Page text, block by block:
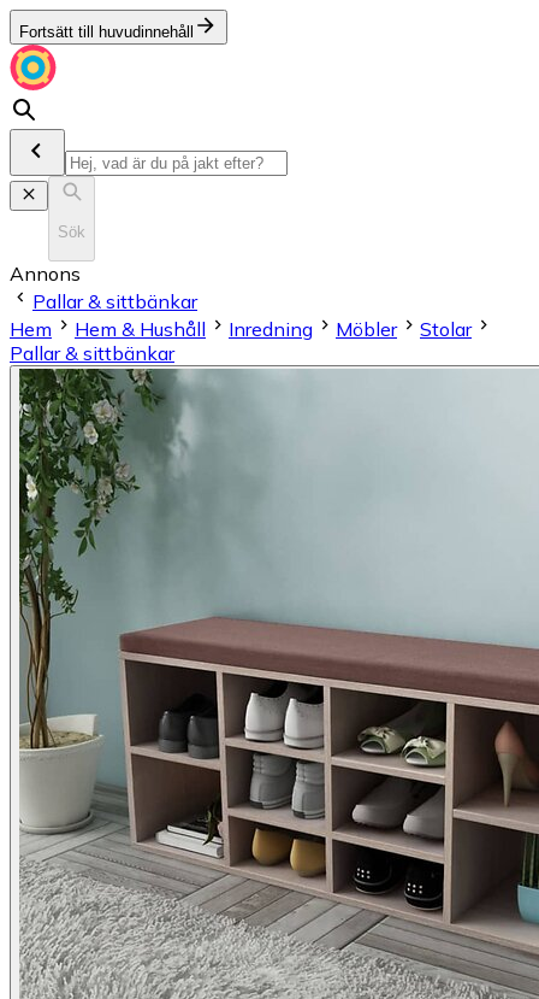
Fortsätt till huvudinnehåll
Sök
Annons
Pallar & sittbänkar
Hem
Hem & Hushåll Inredning Möbler
Stolar
Pallar & sittbänkar